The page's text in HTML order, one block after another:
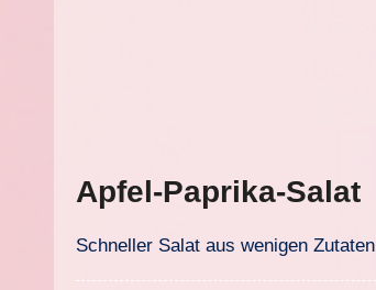
Apfel-Paprika-Salat
Schneller Salat aus wenigen Zutaten